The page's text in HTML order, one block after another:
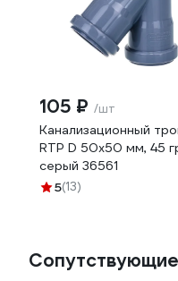
105 ₽ /шт
Канализационный
RTP D 50х50 мм, 45
серый 36561
5(13)